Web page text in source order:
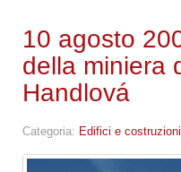
10 agosto
della miniera
Handlová
Categoria: Edifici e costruzioni